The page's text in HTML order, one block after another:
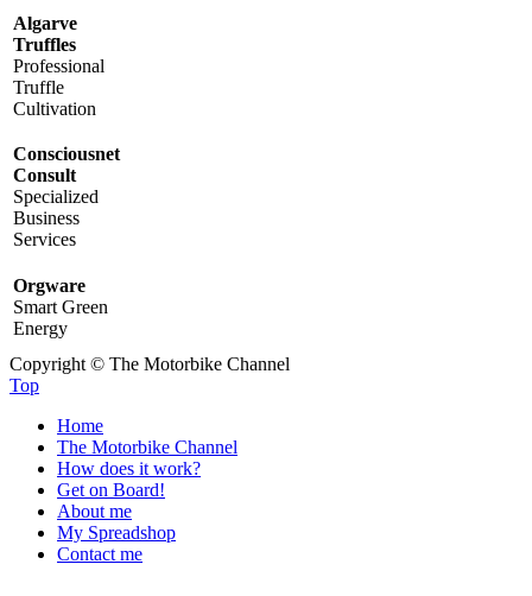
Algarve
Truffles
Professional
Truffle
Cultivation
Consciousnet
Consult
Specialized
Business
Services
Orgware
Smart Green
Energy
Copyright © The Motorbike Channel
Top
Home
The Motorbike Channel
How does it work?
Get on Board!
About me
My Spreadshop
Contact me